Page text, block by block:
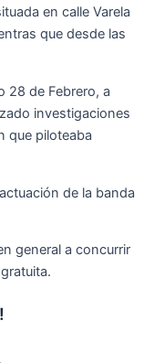
en calle Varela
que desde las
28 de Febrero, a
investigaciones
que piloteaba
de la banda
general a concurrir